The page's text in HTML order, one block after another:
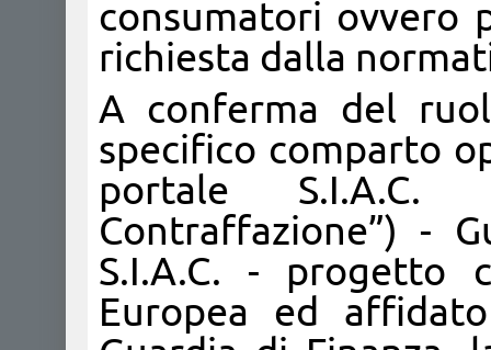
consumatori ovvero
richiesta dalla
A conferma del
specifico comparto
portale S.I.A.C.
Contraffazione”) -
S.I.A.C. - progetto
Europea ed